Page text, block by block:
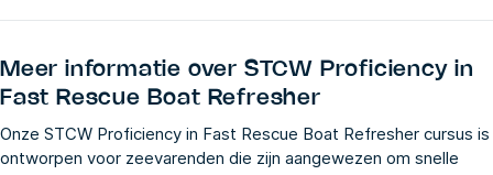
Meer informatie over STCW Proficiency in
Fast Rescue Boat Refresher
Onze STCW Proficiency in Fast Rescue Boat Refresher cursus is
ontworpen voor zeevarenden die zijn aangewezen om snelle